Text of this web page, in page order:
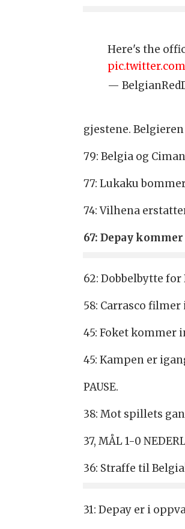
Here's the
—
gjestene.
79: Belgia og
77: Lukaku
74: Vilhena
67: Depay
62: Dobbelbytte
58: Carrasco
45: Foket kommer
45: Kampen er
PAUSE.
38: Mot spillets
37, MÅL 1-0
36: Straffe til
31: Depay er i